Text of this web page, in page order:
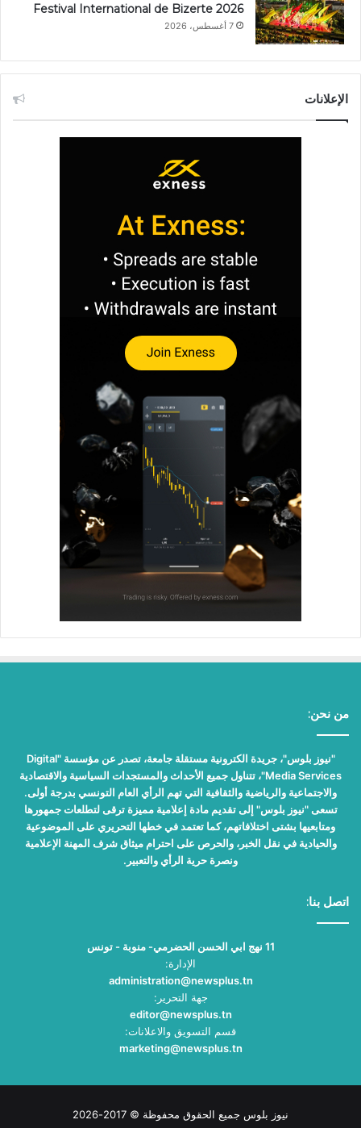
Festival International de Bizerte 2026
7 أغسطس، 2026
الإعلانات
من نحن:
"نيوز بلوس"، جريدة الكترونية مستقلة جامعة، تصدر عن مؤسسة "Digital
Media Services"، تتناول جميع الأحداث والمستجدات السياسية والاقتصادية
والاجتماعية والرياضية والثقافية التي تهم الرأي العام التونسي بدرجة أولى.
تسعى "نيوز بلوس" إلى تقديم مادة إعلامية مميزة ترقى لتطلعات جمهورها
ومتابعيها بشتى اختلافاتهم، كما تعتمد في خطها التحريري على الموضوعية
والحيادية في نقل الخبر، والحرص على احترام ميثاق شرف المهنة الإعلامية
ونصرة حرية الرأي والتعبير.
اتصل بنا:
11 نهج ابي الحسن الحضرمي- منوبة - تونس
الإدارة:
administration@newsplus.tn
جهة التحرير:
editor@newsplus.tn
قسم التسويق والاعلانات:
marketing@newsplus.tn
نيوز بلوس جميع الحقوق محفوظة © 2017-2026